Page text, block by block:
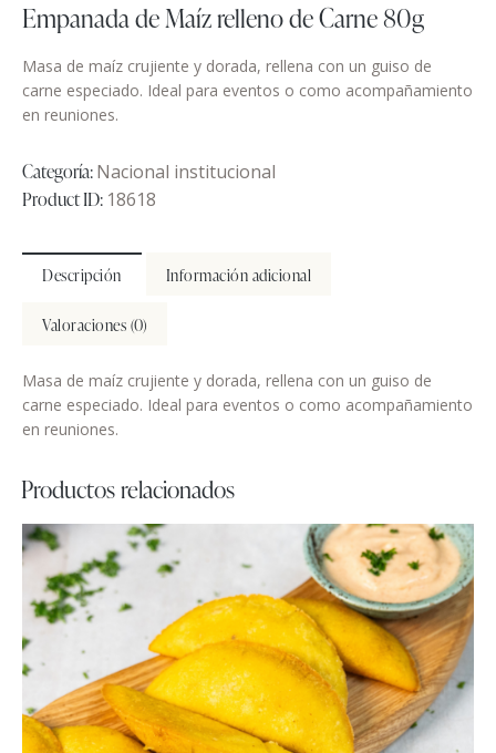
Empanada de Maíz relleno de Carne 80g
Masa de maíz crujiente y dorada, rellena con un guiso de
carne especiado. Ideal para eventos o como acompañamiento
en reuniones.
Categoría:Nacional institucional
Product ID: 18618
Descripción Información adicional
Valoraciones (0)
Masa de maíz crujiente y dorada, rellena con un guiso de
carne especiado. Ideal para eventos o como acompañamiento
en reuniones.
Productos relacionados